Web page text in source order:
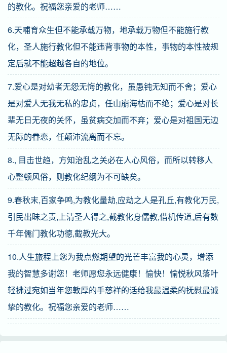
的教化。祝福您亲爱的老师……
6.天哺育众生但不能承载万物，地承载万物但不能施行教
化，圣人施行教化但不能违背事物的本性，事物的本性被规
定后就不能超越各自的地位。
7.爱心是对幼者无怨无悔的教化，虽愚钝无知而不舍；爱心
是对爱人无我无私的忠贞，任山崩海枯而不绝；爱心是对长
辈无日无夜的关怀，虽贫病交加而不弃；爱心是对祖国无边
无际的眷恋，任颠沛流离而不忘。
8., 目击世趋，方知治乱之关必在人心风俗，而所以转移人
心整顿风俗，则教化纪纲为不可缺矣。
9.春秋末,百家争鸣,为教化量劫,应劫之人是孔丘,有教化万民,
引民出昧之责,上清圣人得之,截教化身儒教,借机传道,后有数
千年儒门教化功德,截教光大。
10.人生旅程上您为我点燃期望的光芒丰富我的心灵，增添
我的智慧多谢您！老师愿您永远健康！愉快！愉悦秋风落叶
轻拂过宛如当年您敦厚的手慈祥的话给我最温柔的抚慰最诚
挚的教化。祝福您亲爱的老师……